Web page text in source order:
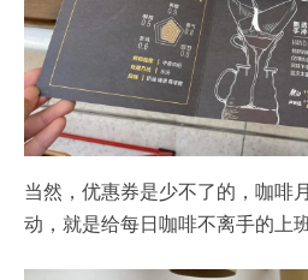
当然，优惠券是少不了的，咖啡
动，就是给每日咖啡不离手的上